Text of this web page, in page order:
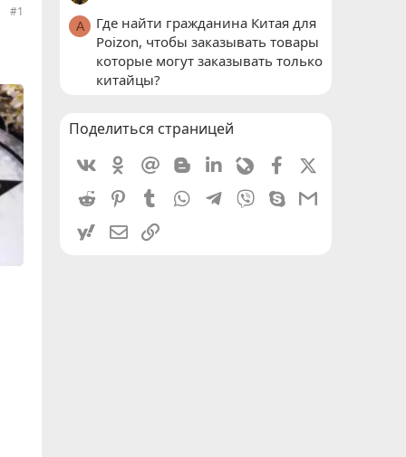
#1
A
Где найти гражданина Китая для
Poizon, чтобы заказывать товары
которые могут заказывать только
китайцы?
Поделиться страницей
VkontakteOdnoklassniki
Mail.ru BloggerLinkedin
LivejournalFacebook
Reddit PinterestTumblr WhatsAppTelegram
Viber SkypeGmail
yahoomailЭлектронная почта